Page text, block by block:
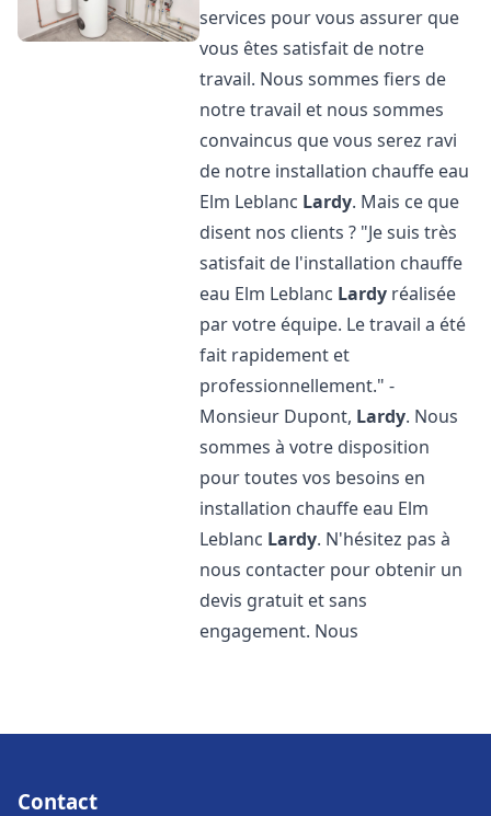
services pour vous assurer que
vous êtes satisfait de notre
travail. Nous sommes fiers de
notre travail et nous sommes
convaincus que vous serez ravi
de notre installation chauffe eau
Elm Leblanc Lardy. Mais ce que
disent nos clients ? "Je suis très
satisfait de l'installation chauffe
eau Elm Leblanc Lardy réalisée
par votre équipe. Le travail a été
fait rapidement et
professionnellement." -
Monsieur Dupont, Lardy. Nous
sommes à votre disposition
pour toutes vos besoins en
installation chauffe eau Elm
Leblanc Lardy. N'hésitez pas à
nous contacter pour obtenir un
devis gratuit et sans
engagement. Nous
Contact